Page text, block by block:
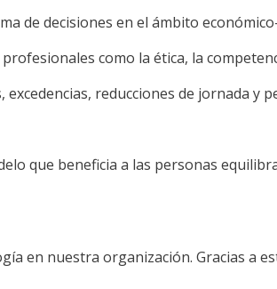
de decisiones en el ámbito
como la ética, la
reducciones de jornada y
que beneficia a las personas
en nuestra organización. Gracias a